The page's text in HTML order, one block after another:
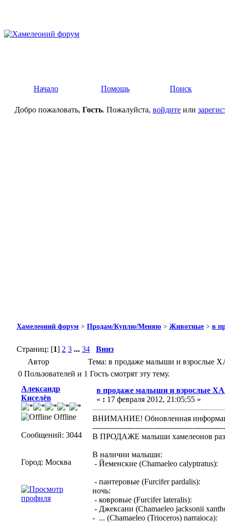
Начало Помощь Поиск
Добро пожаловать, Гость. Пожалуйста, войдите или
Хамелеоний форум > Продам/Куплю/Меняю > Животные > в
Страниц: [1] 2 3 ... 34
Вниз
Автор
Тема: в продаже малыши и взрослые
0 Пользователей и 1 Гость смотрят эту тему.
Александр
Киселёв
Offline
Сообщений: 3044
Город: Москва
в продаже малыши и взрослые
« : 17 февраля 2012, 21:05:55 »
ВНИМАНИЕ! Обновленная
В ПРОДАЖЕ малыши хамелеонов
В наличии малыши:
- Йеменские (Chamaeleo calyptratus):
- пантеровые (Furcifer pardalis):
ночь:
- ковровые (Furcifer lateralis):
- Джексани (Chamaeleo jacksonii
- ... (Chamaeleo (Trioceros) narraioca):